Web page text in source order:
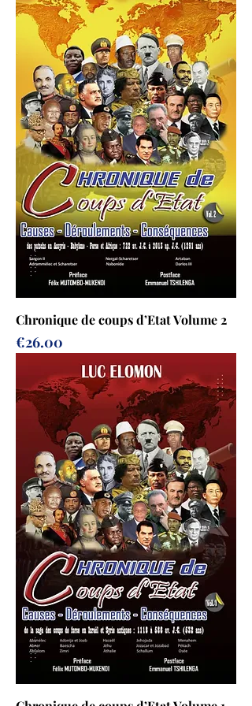
Chronique de coups d’Etat Volume 2
Prix
€26.00